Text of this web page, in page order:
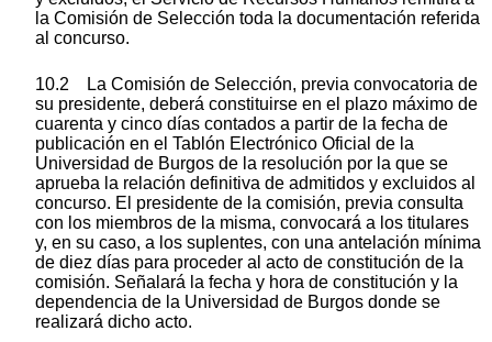
la Comisión de Selección toda la documentación referida
al concurso.
10.2 La Comisión de Selección, previa convocatoria de
su presidente, deberá constituirse en el plazo máximo de
cuarenta y cinco días contados a partir de la fecha de
publicación en el Tablón Electrónico Oficial de la
Universidad de Burgos de la resolución por la que se
aprueba la relación definitiva de admitidos y excluidos al
concurso. El presidente de la comisión, previa consulta
con los miembros de la misma, convocará a los titulares
y, en su caso, a los suplentes, con una antelación mínima
de diez días para proceder al acto de constitución de la
comisión. Señalará la fecha y hora de constitución y la
dependencia de la Universidad de Burgos donde se
realizará dicho acto.